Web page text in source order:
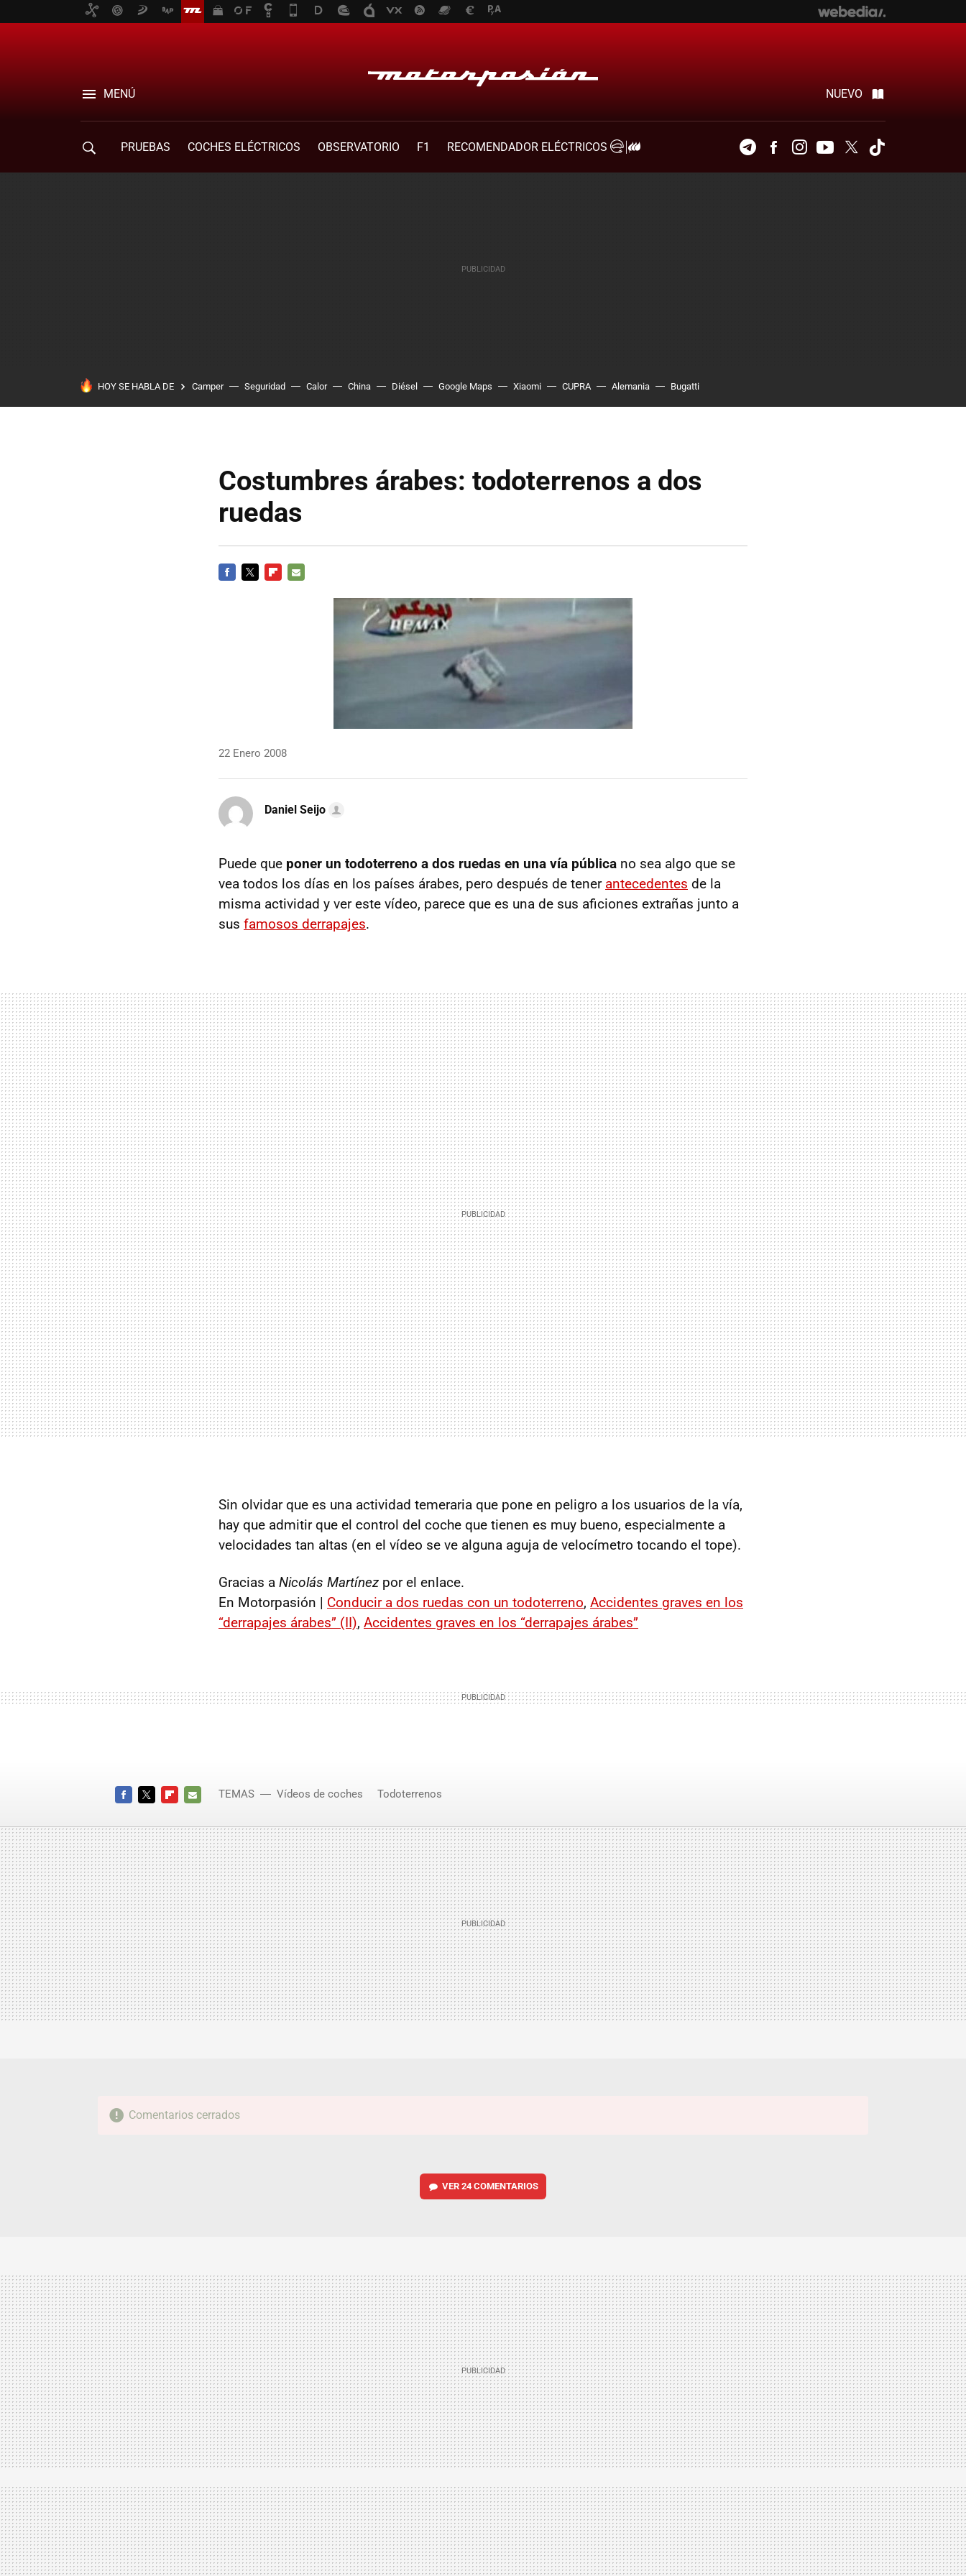
MENÚ NUEVO
PRUEBAS COCHES ELÉCTRICOS OBSERVATORIO F1
RECOMENDADOR ELÉCTRICOS
TelegramFacebookInstagramYoutubeTwitter
HOY SE HABLA DE Camper Seguridad Calor China Diésel Google Maps Xiaomi CUPRA Alemania Bugatti
Costumbres árabes: todoterrenos a dos
ruedas
22 Enero 2008
Daniel Seijo
Puede que poner un todoterreno a dos ruedas en una vía pública no sea algo que se
vea todos los días en los países árabes, pero después de tener antecedentes de la
misma actividad y ver este vídeo, parece que es una de sus aficiones extrañas junto a
sus famosos derrapajes.
Sin olvidar que es una actividad temeraria que pone en peligro a los usuarios de la vía,
hay que admitir que el control del coche que tienen es muy bueno, especialmente a
velocidades tan altas (en el vídeo se ve alguna aguja de velocímetro tocando el tope).
Gracias a Nicolás Martínez por el enlace.
En Motorpasión | Conducir a dos ruedas con un todoterreno, Accidentes graves en los
“derrapajes árabes” (II), Accidentes graves en los “derrapajes árabes”
MAIL
TEMAS Vídeos de coches Todoterrenos
Comentarios cerrados
VER 24 COMENTARIOS